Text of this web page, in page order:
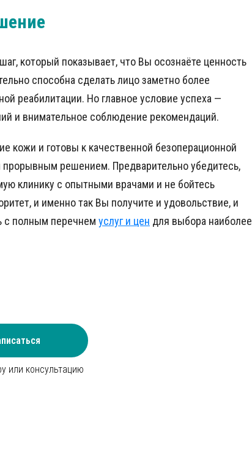
который показывает, что Вы осознаёте ценность
способна сделать лицо заметно более
реабилитации. Но главное условие успеха —
и внимательное соблюдение рекомендаций.
кожи и готовы к качественной безоперационной
решением. Предварительно убедитесь,
клинику с опытными врачами и не бойтесь
и именно так Вы получите и удовольствие, и
с полным перечнем услуг и цен для выбора наиболее
или консультацию